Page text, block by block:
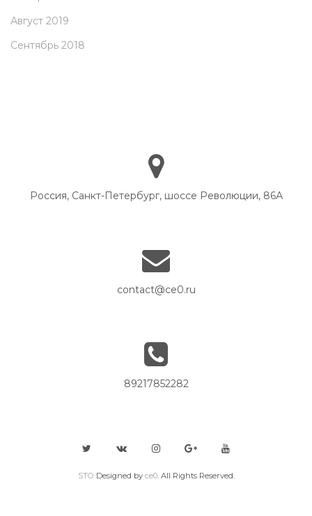
Август 2019
Сентябрь 2018
Россия, Санкт-Петербург, шоссе Революции, 86А
contact@ce0.ru
89217852282
STO Designed by ce0. All Rights Reserved.